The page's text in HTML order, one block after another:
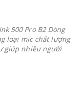
500 Pro B2 Dòng
loại mic chất lượng
giúp nhiều người